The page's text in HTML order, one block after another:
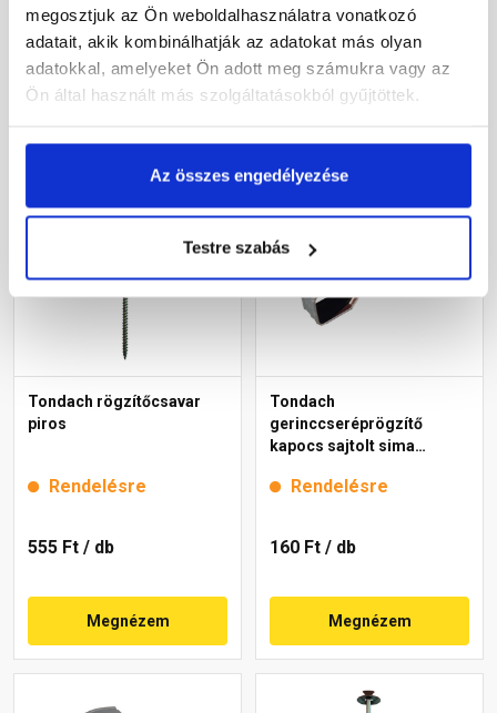
megosztjuk az Ön weboldalhasználatra vonatkozó
adatait, akik kombinálhatják az adatokat más olyan
adatokkal, amelyeket Ön adott meg számukra vagy az
Ön által használt más szolgáltatásokból gyűjtöttek.
Az összes engedélyezése
Testre szabás
Gyártói készleten
550 Ft/ db
Megnézem
Rendelésre
200 Ft/ db
Megnézem
Tondach rögzítőcsavar
piros
Rendelésre
555 Ft / db
Megnézem
Tondach
gerinccseréprögzítő
kapocs sajtolt sima
Rendelésre
160 Ft / db
Megnézem